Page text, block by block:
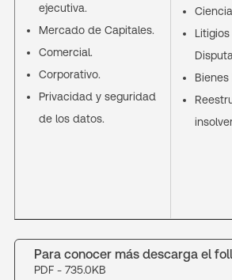
ejecutiva​.
Mercado de Capitales.
Comercial.
Corporativo.
Privacidad y seguridad
de los datos.
Bienes
Para conocer más descarga el
PDF - 735.0KB